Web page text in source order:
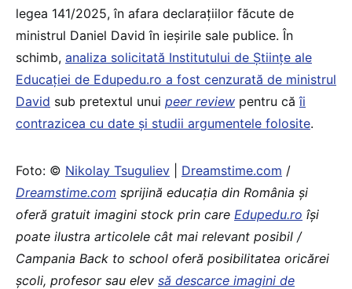
legea 141/2025, în afara declarațiilor făcute de
ministrul Daniel David în ieșirile sale publice. În
schimb, analiza solicitată Institutului de Științe ale
Educației de Edupedu.ro a fost cenzurată de ministrul
David sub pretextul unui peer review pentru căîi
contrazicea cu date și studii argumentele folosite.
Foto: © Nikolay Tsuguliev Dreamstime.com /
Dreamstime.com sprijină educaţia din România şi
oferă gratuit imagini stock prin care Edupedu.ro îşi
poate ilustra articolele cât mai relevant posibil /
Campania Back to school oferă posibilitatea oricărei
școli, profesor sau elev să descarce imagini de